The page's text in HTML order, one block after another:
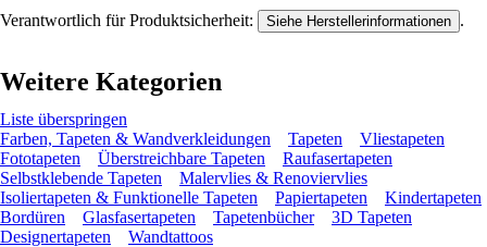
Verantwortlich für Produktsicherheit: Siehe Herstellerinformationen .
Weitere Kategorien
Liste überspringen
Farben, Tapeten & Wandverkleidungen
Tapeten
Vliestapeten
Fototapeten
Überstreichbare Tapeten
Raufasertapeten
Selbstklebende Tapeten
Malervlies & Renoviervlies
Isoliertapeten & Funktionelle Tapeten
Papiertapeten
Kindertapeten
Bordüren
Glasfasertapeten Tapetenbücher
3D Tapeten
Designertapeten
Wandtattoos